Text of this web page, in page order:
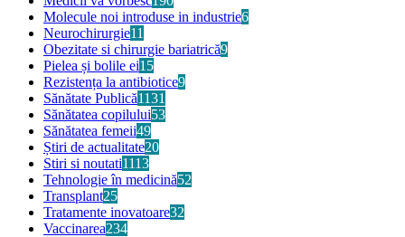
Molecule noi introduse in industrie6
Neurochirurgie11
Obezitate si chirurgie bariatrică9
Pielea și bolile ei15
Rezistența la antibiotice9
Sănătate Publică1131
Sănătatea copilului53
Sănătatea femeii49
Știri de actualitate20
Stiri si noutati1113
Tehnologie în medicină52
Transplant25
Tratamente inovatoare32
Vaccinarea234